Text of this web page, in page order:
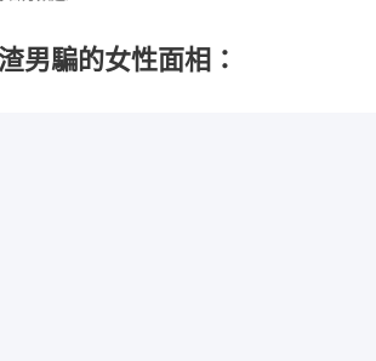
男騙的女性面相：